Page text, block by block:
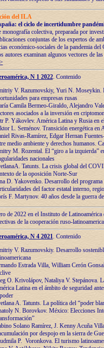
del ILA
el ciclo de incertidumbre
monografía colectiva, preparada por
conjuntas de los expertos de
económico-sociales de la pandemia
autores examinan algunos vectores de
N 1 2022. Contenido
V. Razumovskiy, Yuri N. Moseykin.
para empresas rusas
Camila Bermeo-Giraldo, Alejandro
asociados a la inversión en
P. Yákovlev. América Latina y Rusia en
L. Seménov. Transición energética en
Rivas-Ramírez, Edgar Hernan
medio ambiente y derechos humanos.
M. Rozental. El “giro a la izquierda”
nacionales
Tatunts. La crisis global del
de la oposición Norte-Sur
D. Yakovenko. Desarrollo del
del factor estatal interno,
F. Martynov. 40 años desde la guerra
de 2022 en el Instituto de
de la cooperación ruso-
N 4 2021. Contenido
V. Razumovskiy. Desarrollo
Estrada Villa, William Cerón
O. Krivolápov, Nataliya V. Stepánova.
Latina en el ámbito de seguridad
A. Tatunts. La política del “poder
N. Borovkov. México: Elecciones
Solano Ramírez, J. Kenny Acuña
por despojo en la sierra de
P. Voronkova. El turismo